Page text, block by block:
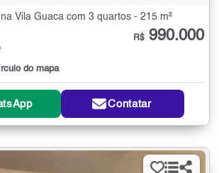
Vila Guaca com 3 quartos - 215 m²
do mapa
R$ 990.000
Contatar